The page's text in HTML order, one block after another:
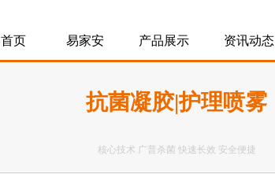
首页 易家安 产品展示 资讯动态
抗菌凝胶|护理喷雾
核心技术 广普杀菌 快速长效 安全便捷